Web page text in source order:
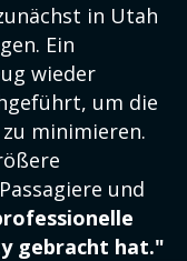
in Utah
Ein
wieder
um die
minimieren.
und
gebracht hat."